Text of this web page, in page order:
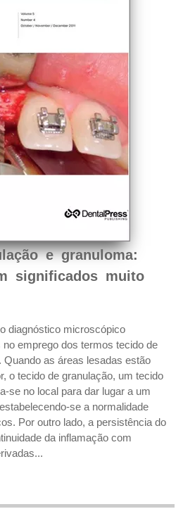
e granuloma:
significados muito
diagnóstico microscópico
emprego dos termos tecido de
Quando as áreas lesadas estão
o tecido de granulação, um tecido
se no local para dar lugar a um
se a normalidade
Por outro lado, a persistência do
da inflamação com